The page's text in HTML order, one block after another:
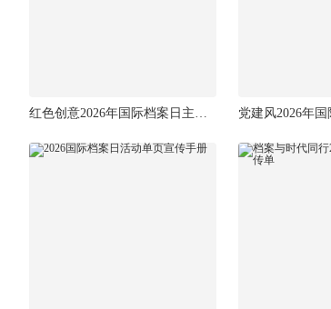
红色创意2026年国际档案日主题三折页